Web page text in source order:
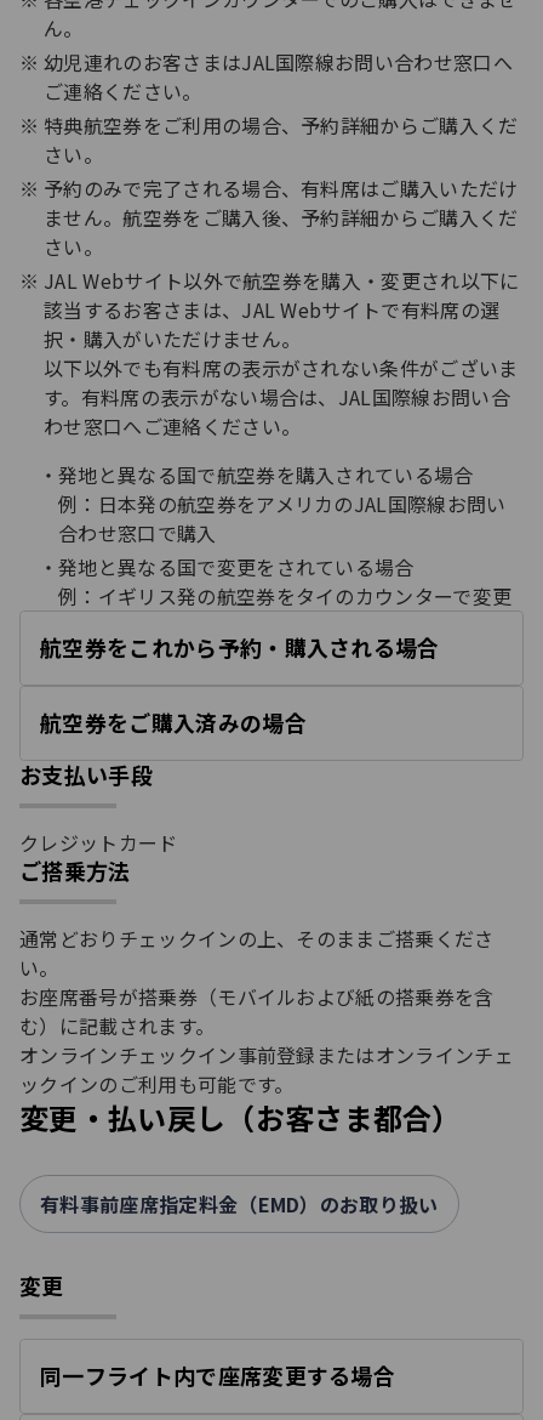
ん。
幼児連れのお客さまはJAL国際線お問い合わせ窓口へ
ご連絡ください。
特典航空券をご利用の場合、予約詳細からご購入くだ
さい。
予約のみで完了される場合、有料席はご購入いただけ
ません。航空券をご購入後、予約詳細からご購入くだ
さい。
JAL Webサイト以外で航空券を購入・変更され以下に
該当するお客さまは、JAL Webサイトで有料席の選
択・購入がいただけません。
以下以外でも有料席の表示がされない条件がございま
す。有料席の表示がない場合は、JAL国際線お問い合
わせ窓口へご連絡ください。
発地と異なる国で航空券を購入されている場合
例：日本発の航空券をアメリカのJAL国際線お問い
合わせ窓口で購入
発地と異なる国で変更をされている場合
例：イギリス発の航空券をタイのカウンターで変更
航空券をこれから予約・購入される場合
く
航空券をご購入済みの場合
く
お支払い手段
クレジットカード
ご搭乗方法
通常どおりチェックインの上、そのままご搭乗くださ
い。
お座席番号が搭乗券（モバイルおよび紙の搭乗券を含
む）に記載されます。
オンラインチェックイン事前登録またはオンラインチェ
ックインのご利用も可能です。
変更・払い戻し（お客さま都合）
有料事前座席指定料金（EMD）のお取り扱い
変更
同一フライト内で座席変更する場合